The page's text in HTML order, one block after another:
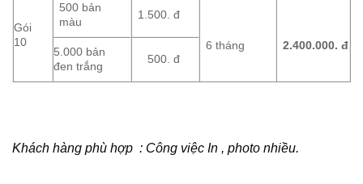
Gói
10
500 bản
màu
1.500. đ
6 tháng 2.400.000.đ
5.000 bản
đen trắng
500. đ
Khách hàng phù hợp : Công việc In , photo nhiều.